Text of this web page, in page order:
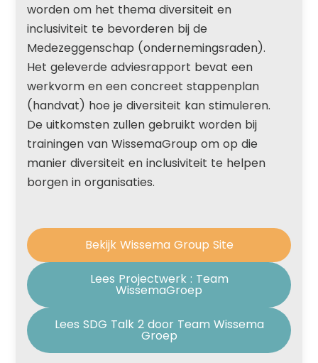
worden om het thema diversiteit en
inclusiviteit te bevorderen bij de
Medezeggenschap (ondernemingsraden).
Het geleverde adviesrapport bevat een
werkvorm en een concreet stappenplan
(handvat) hoe je diversiteit kan stimuleren.
De uitkomsten zullen gebruikt worden bij
trainingen van WissemaGroup om op die
manier diversiteit en inclusiviteit te helpen
borgen in organisaties.
Bekijk Wissema Group Site
Lees Projectwerk : Team
WissemaGroep
Lees SDG Talk 2 door Team Wissema
Groep